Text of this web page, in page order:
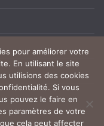
pour améliorer votre
En utilisant le site
utilisions des cookies
Si vous
pouvez le faire en
paramètres de votre
cela peut affecter